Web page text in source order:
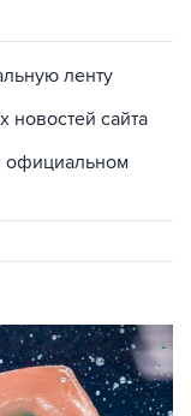
ленту
новостей сайта
официальном